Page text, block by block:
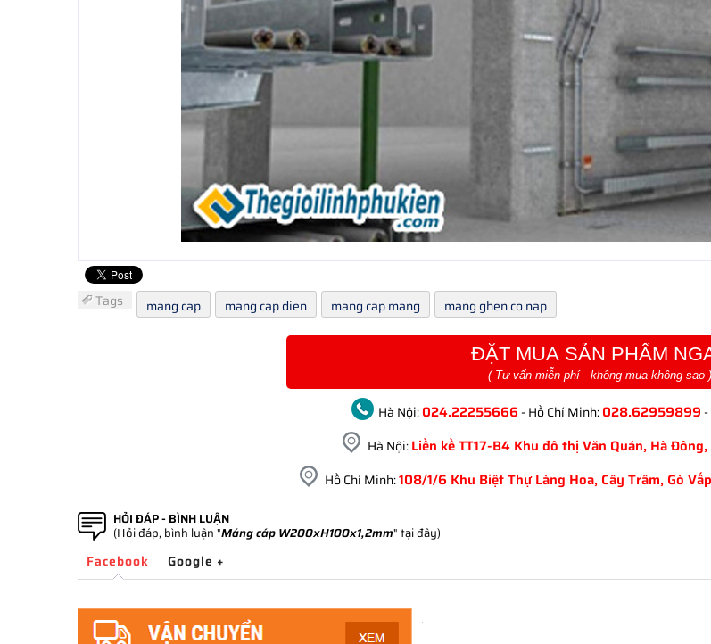
Tags mang cap mang cap dien mang cap mang mang ghen co nap
ĐẶT MUA SẢN PHẨM
( Tư vấn miễn phí - không mua không sao )
Hà Nội:024.22255666 - Hồ Chí Minh:028.62959899
Hà Nội:Liền kề TT17-B4 Khu đô thị Văn Quán, Hà
Hồ Chí Minh:108/1/6 Khu Biệt Thự Làng Hoa, Cây Trâm, Gò
HỎI ĐÁP - BÌNH LUẬN
(Hỏi đáp, bình luận "Máng cáp W200xH100x1,2mm" tại đây)
Facebook Google +